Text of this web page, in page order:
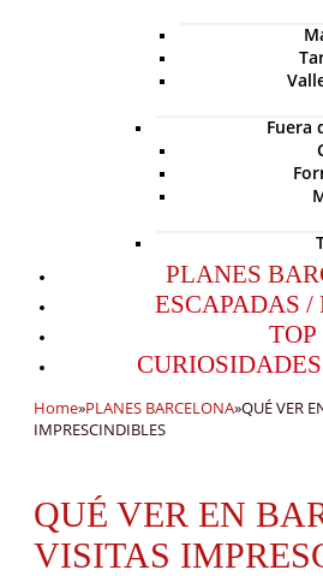
Fuera
PLANES
ESCAPADAS /
TOP
Home»PLANES BARCELONA»QUÉ VER
IMPRESCINDIBLES
QUÉ VER EN
VISITAS